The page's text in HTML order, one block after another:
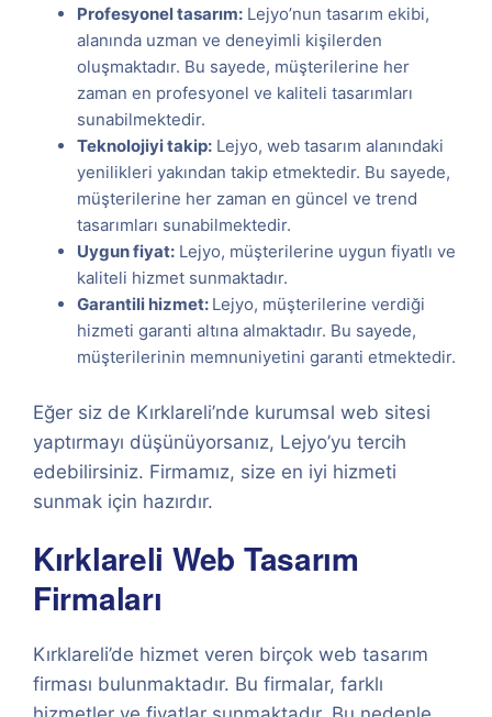
Profesyonel tasarım: Lejyo’nun tasarım ekibi,
alanında uzman ve deneyimli kişilerden
oluşmaktadır. Bu sayede, müşterilerine her
zaman en profesyonel ve kaliteli tasarımları
sunabilmektedir.
Teknolojiyi takip: Lejyo, web tasarım alanındaki
yenilikleri yakından takip etmektedir. Bu sayede,
müşterilerine her zaman en güncel ve trend
tasarımları sunabilmektedir.
Uygun fiyat: Lejyo, müşterilerine uygun fiyatlı ve
kaliteli hizmet sunmaktadır.
Garantili hizmet: Lejyo, müşterilerine verdiği
hizmeti garanti altına almaktadır. Bu sayede,
müşterilerinin memnuniyetini garanti etmektedir.
Eğer siz de Kırklareli’nde kurumsal web sitesi
yaptırmayı düşünüyorsanız, Lejyo’yu tercih
edebilirsiniz. Firmamız, size en iyi hizmeti
sunmak için hazırdır.
Kırklareli Web Tasarım
Firmaları
Kırklareli’de hizmet veren birçok web tasarım
firması bulunmaktadır. Bu firmalar, farklı